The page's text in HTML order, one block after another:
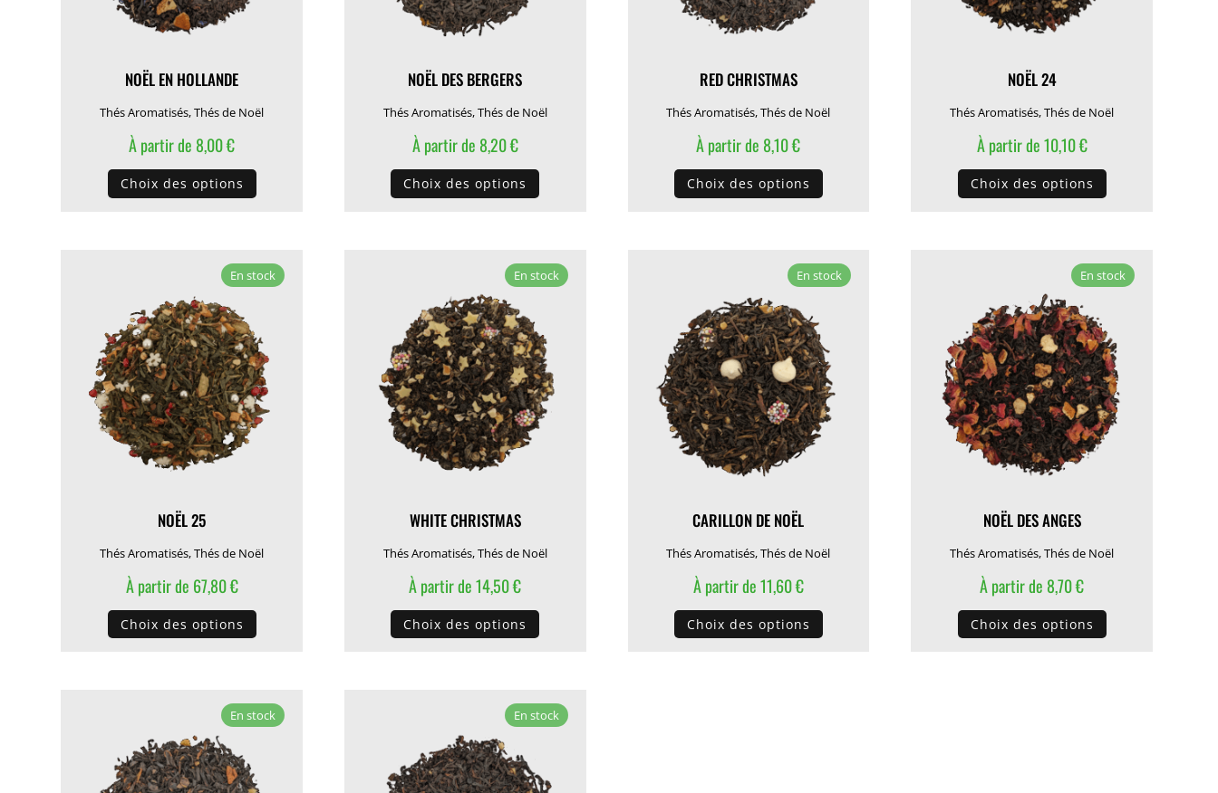
NOËL EN HOLLANDE
Thés Aromatisés,Thés de Noël
À partir de 8,00€
Choix des options
Ce
produit
variations.
Les
être
choisies
sur
la
NOËL DES BERGERS
Thés Aromatisés,Thés de Noël
À partir de 8,20€
Choix des options
Ce
produit
variations.
Les
peuvent
être
choisies
sur
la
RED CHRISTMAS
Thés Aromatisés,Thés de Noël
À partir de 8,10€
Choix des options
Ce
produit
variations.
Les
être
choisies
sur
la
NOËL 24
Thés Aromatisés,Thés de Noël
À partir de10,10€
Choix des options
Ce
produit
variations.
Les
peuvent
être
choisies
sur
la
En stock
NOËL 25
Thés Aromatisés,Thés de Noël
À partir de 67,80€
Choix des options
Ce
produit
variations.
Les
En stock
WHITE CHRISTMAS
Thés Aromatisés,Thés de Noël
À partir de14,50€
Choix des options
produit
variations.
Les
peuvent
En stock
CARILLON DE NOËL
Thés Aromatisés,Thés de Noël
À partir de11,60€
Choix des options
Ce
produit
En stock
NOËL DES ANGES
Thés Aromatisés,Thés de Noël
À partir de 8,70€
Choix des options
Ce
produit
En stock En stock